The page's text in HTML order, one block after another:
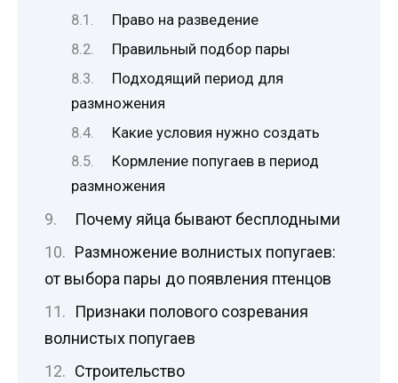
Право на разведение
Правильный подбор пары
Подходящий период для
размножения
Какие условия нужно создать
Кормление попугаев в период
размножения
Почему яйца бывают бесплодными
Размножение волнистых попугаев:
от выбора пары до появления птенцов
Признаки полового созревания
волнистых попугаев
Строительство